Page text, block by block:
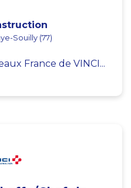
Souilly (77)
France de VINCI...